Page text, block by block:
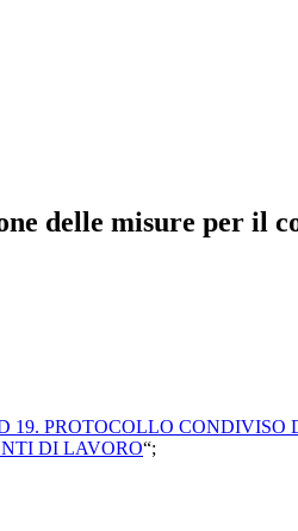
delle misure per il
19. PROTOCOLLO
DI LAVORO“;